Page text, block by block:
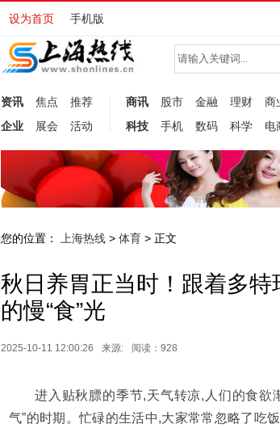
设为首页 手机版
资讯 焦点
推荐
企业
展会 活动
商讯 股市 金融 理财
商
科技
手机 数码 科学 电
您的位置： 上海热线 > 体育 > 正文
秋日养胃正当时！跟着多
的慢“食”光
2025-10-11 12:00:26 来源: 阅读：928
进入贴秋膘的季节,天气转凉,人们的食欲
气”的时期。忙碌的生活中,大家常常忽略了吃